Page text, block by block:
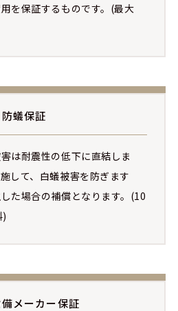
を保証するものです。(最大
防蟻保証
は耐震性の低下に直結しま
して、白蟻被害を防ぎます
た場合の補償となります。(10
)
メーカー保証